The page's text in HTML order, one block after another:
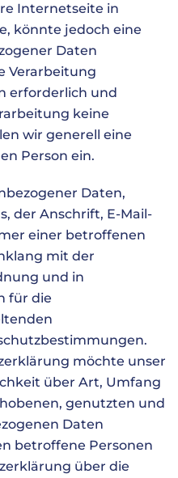
Internetseite in
könnte jedoch eine
Daten
Verarbeitung
erforderlich und
keine
wir generell eine
Person ein.
Daten,
der Anschrift, E-Mail-
einer betroffenen
mit der
und in
für die
möchte unser
über Art, Umfang
genutzten und
Daten
betroffene Personen
über die